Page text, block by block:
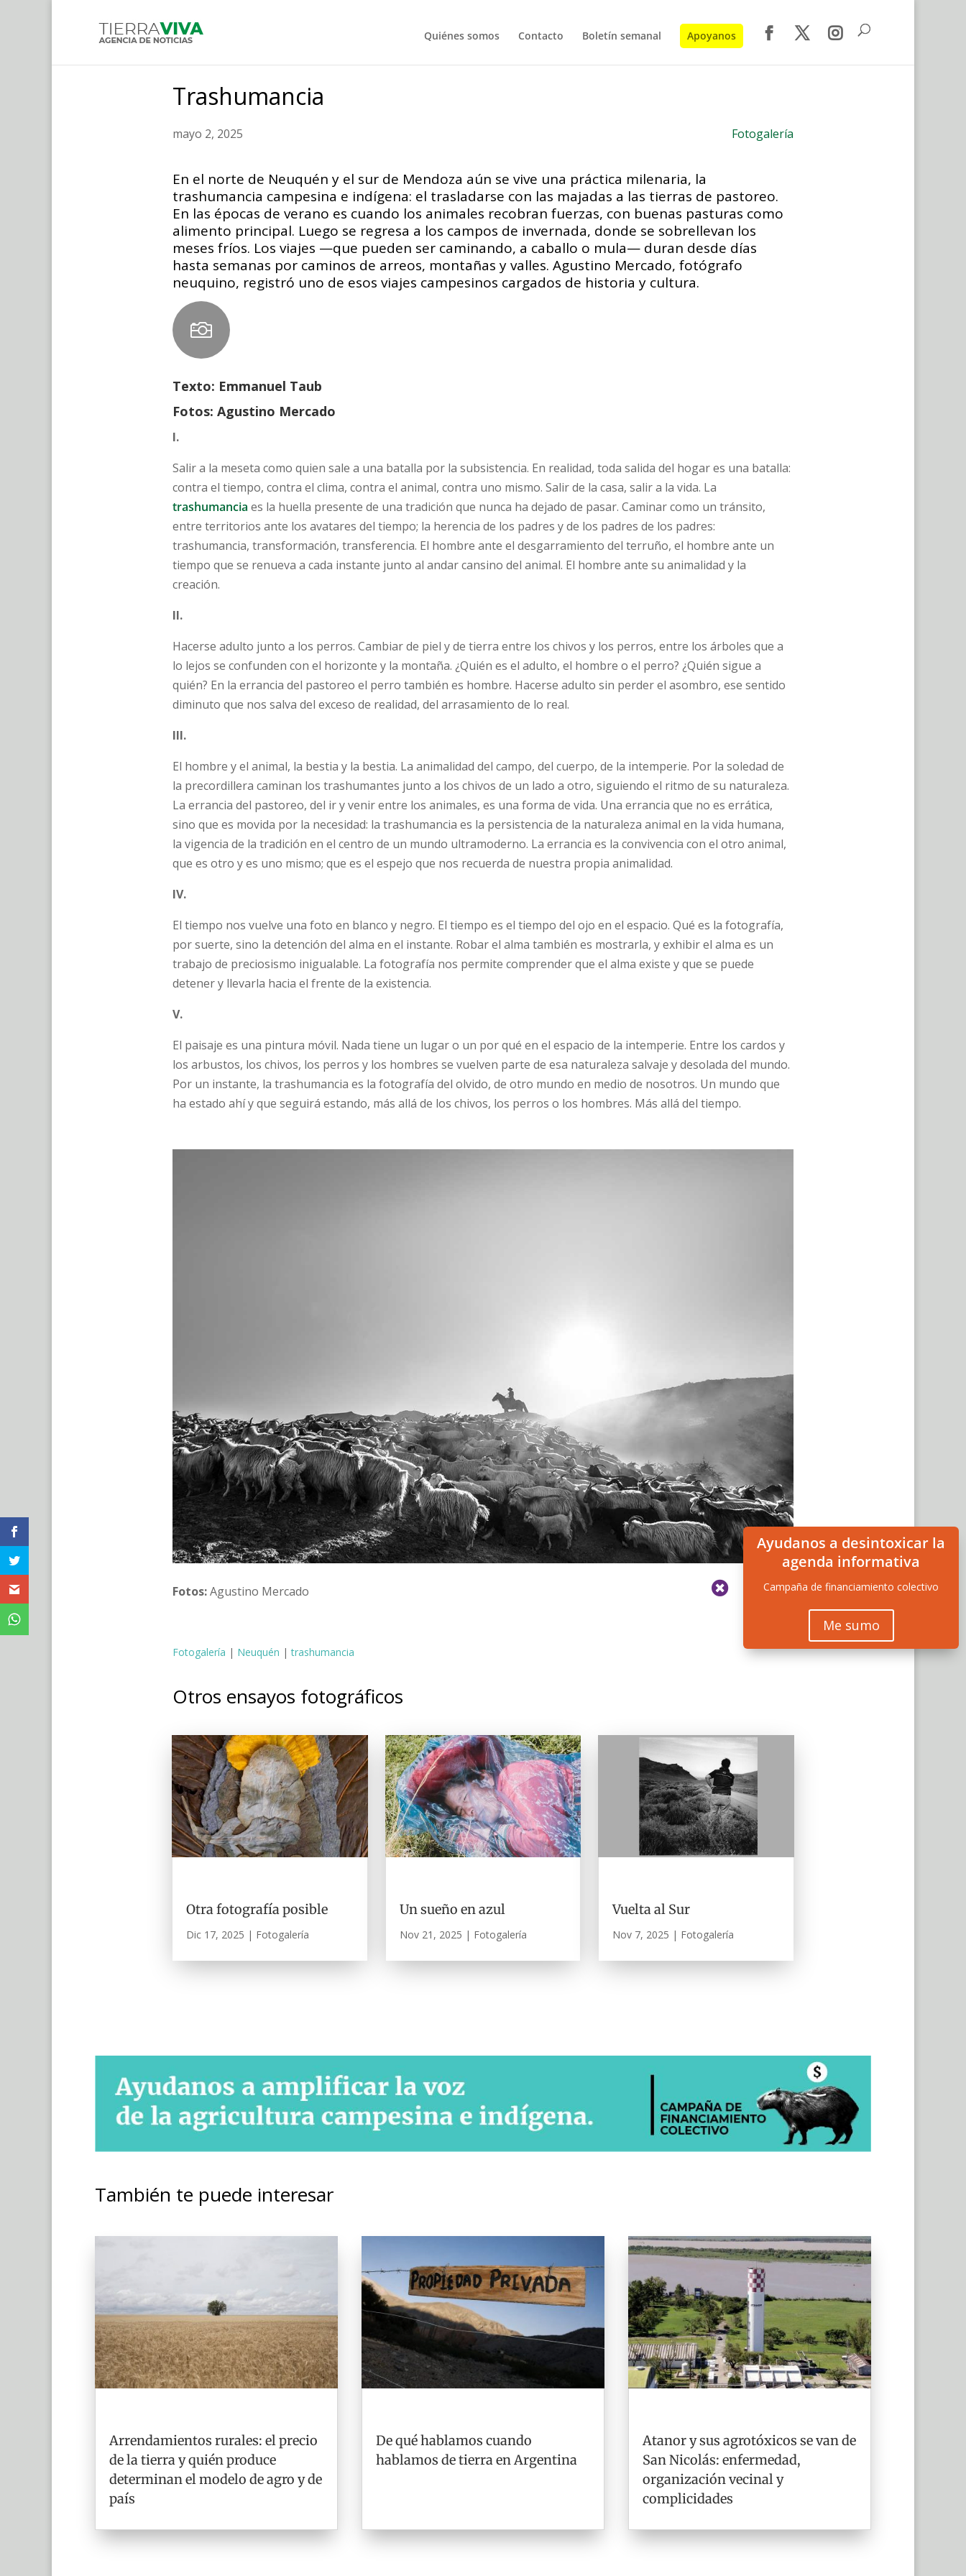
Quiénes somos Contacto Boletín semanal Apoyanos
Trashumancia
mayo 2, 2025 Fotogalería
En el norte de Neuquén y el sur de Mendoza aún se vive una práctica milenaria, la
trashumancia campesina e indígena: el trasladarse con las majadas a las tierras de pastoreo.
En las épocas de verano es cuando los animales recobran fuerzas, con buenas pasturas como
alimento principal. Luego se regresa a los campos de invernada, donde se sobrellevan los
meses fríos. Los viajes —que pueden ser caminando, a caballo o mula— duran desde días
hasta semanas por caminos de arreos, montañas y valles. Agustino Mercado, fotógrafo
neuquino, registró uno de esos viajes campesinos cargados de historia y cultura.

Texto: Emmanuel Taub
Fotos: Agustino Mercado
I.
Salir a la meseta como quien sale a una batalla por la subsistencia. En realidad, toda salida del hogar es una batalla:
contra el tiempo, contra el clima, contra el animal, contra uno mismo. Salir de la casa, salir a la vida. La
trashumancia es la huella presente de una tradición que nunca ha dejado de pasar. Caminar como un tránsito,
entre territorios ante los avatares del tiempo; la herencia de los padres y de los padres de los padres:
trashumancia, transformación, transferencia. El hombre ante el desgarramiento del terruño, el hombre ante un
tiempo que se renueva a cada instante junto al andar cansino del animal. El hombre ante su animalidad y la
creación.
II.
Hacerse adulto junto a los perros. Cambiar de piel y de tierra entre los chivos y los perros, entre los árboles que a
lo lejos se confunden con el horizonte y la montaña. ¿Quién es el adulto, el hombre o el perro? ¿Quién sigue a
quién? En la errancia del pastoreo el perro también es hombre. Hacerse adulto sin perder el asombro, ese sentido
diminuto que nos salva del exceso de realidad, del arrasamiento de lo real.
III.
El hombre y el animal, la bestia y la bestia. La animalidad del campo, del cuerpo, de la intemperie. Por la soledad de
la precordillera caminan los trashumantes junto a los chivos de un lado a otro, siguiendo el ritmo de su naturaleza.
La errancia del pastoreo, del ir y venir entre los animales, es una forma de vida. Una errancia que no es errática,
sino que es movida por la necesidad: la trashumancia es la persistencia de la naturaleza animal en la vida humana,
la vigencia de la tradición en el centro de un mundo ultramoderno. La errancia es la convivencia con el otro animal,
que es otro y es uno mismo; que es el espejo que nos recuerda de nuestra propia animalidad.
IV.
El tiempo nos vuelve una foto en blanco y negro. El tiempo es el tiempo del ojo en el espacio. Qué es la fotografía,
por suerte, sino la detención del alma en el instante. Robar el alma también es mostrarla, y exhibir el alma es un
trabajo de preciosismo inigualable. La fotografía nos permite comprender que el alma existe y que se puede
detener y llevarla hacia el frente de la existencia.
V.
El paisaje es una pintura móvil. Nada tiene un lugar o un por qué en el espacio de la intemperie. Entre los cardos y
los arbustos, los chivos, los perros y los hombres se vuelven parte de esa naturaleza salvaje y desolada del mundo.
Por un instante, la trashumancia es la fotografía del olvido, de otro mundo en medio de nosotros. Un mundo que
ha estado ahí y que seguirá estando, más allá de los chivos, los perros o los hombres. Más allá del tiempo.
Fotos:Agustino Mercado
Fotogalería | Neuquén |trashumancia
Otros ensayos fotográficos
Otra fotografía posible
Dic 17, 2025 | Fotogalería
Un sueño en azul
Nov 21, 2025 | Fotogalería
Vuelta al Sur
Nov 7, 2025 | Fotogalería

Ayudanos a desintoxicar la
agenda informativa
Campaña de financiamiento colectivo
Me sumo
También te puede interesar
Arrendamientos rurales: el precio
de la tierra y quién produce
determinan el modelo de agro y de
país
De qué hablamos cuando
hablamos de tierra en Argentina
Atanor y sus agrotóxicos se van de
San Nicolás: enfermedad,
organización vecinal y
complicidades